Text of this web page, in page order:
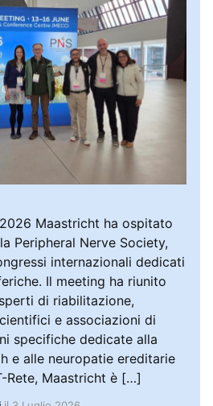
Maastricht ha ospitato
Peripheral Nerve Society,
internazionali dedicati
Il meeting ha riunito
di riabilitazione,
e associazioni di
specifiche dedicate alla
e alle neuropatie ereditarie
Rete, Maastricht è […]